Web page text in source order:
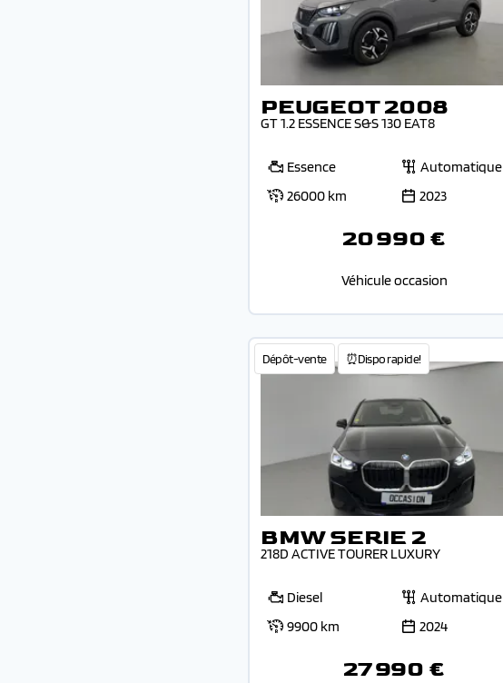
PEUGEOT 2008
GT 1.2 ESSENCE S&S 130 EAT8
Essence
Automatique
26000 km
2023
20 990 €
Véhicule occasion
Dépôt-vente ⏰Dispo rapide!
BMW SERIE 2
218D ACTIVE TOURER LUXURY
Diesel
Automatique
9900 km
2024
27 990 €